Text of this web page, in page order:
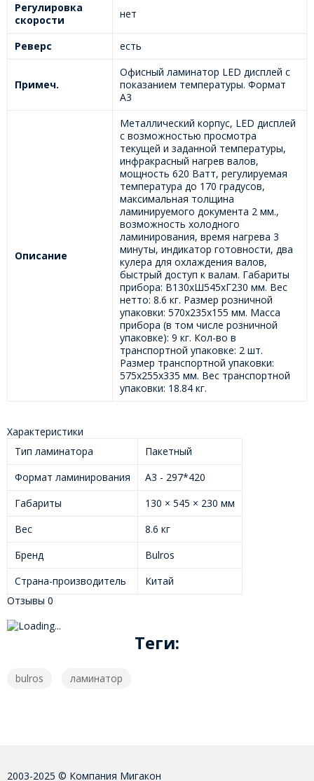
Регулировка
скорости
нет
Реверс есть
Примеч.
Офисный ламинатор LED дисплей с
показанием температуры. Формат
А3
Описание
Металлический корпус, LED дисплей
с возможностью просмотра
текущей и заданной температуры,
инфракрасный нагрев валов,
мощность 620 Ватт, регулируемая
температура до 170 градусов,
максимальная толщина
ламинируемого документа 2 мм.,
возможность холодного
ламинирования, время нагрева 3
минуты, индикатор готовности, два
кулера для охлаждения валов,
быстрый доступ к валам. Габариты
прибора: В130хШ545хГ230 мм. Вес
нетто: 8.6 кг. Размер розничной
упаковки: 570х235х155 мм. Масса
прибора (в том числе розничной
упаковке): 9 кг. Кол-во в
транспортной упаковке: 2 шт.
Размер транспортной упаковки:
575х255х335 мм. Вес транспортной
упаковки: 18.84 кг.
Характеристики
Тип ламинатора
Пакетный
Формат ламинирования
А3 - 297*420
Габариты
130 × 545 × 230 мм
Вес
8.6 кг
Бренд
Bulros
Страна-производитель
Китай
Отзывы 0
Теги:
bulros ламинатор
2003-2025 © Компания Мигакон